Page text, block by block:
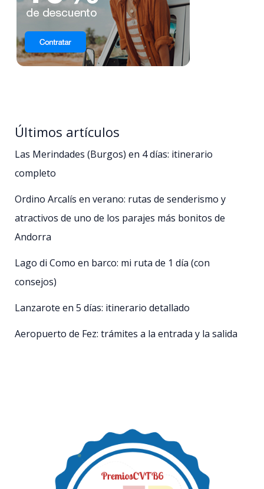
Últimos artículos
Las Merindades (Burgos) en 4 días: itinerario
completo
Ordino Arcalís en verano: rutas de senderismo y
atractivos de uno de los parajes más bonitos de
Andorra
Lago di Como en barco: mi ruta de 1 día (con
consejos)
Lanzarote en 5 días: itinerario detallado
Aeropuerto de Fez: trámites a la entrada y la salida